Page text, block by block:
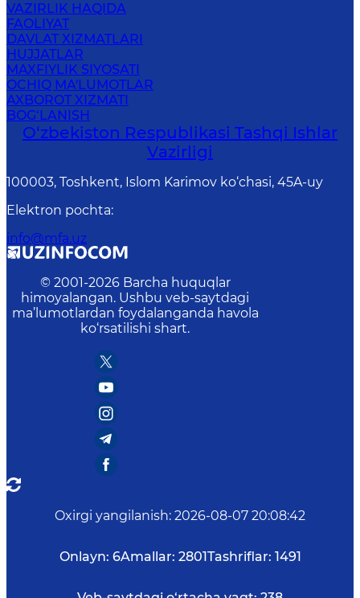
VAZIRLIK HAQIDA
FAOLIYAT
DAVLAT XIZMATLARI
HUJJATLAR
MAXFIYLIK SIYOSATI
OCHIQ MA'LUMOTLAR
AXBOROT XIZMATI
BOG‘LANISH
O‘zbеkistоn Rеspublikаsi Tashqi Ishlаr
Vаzirligi
100003, Toshkent, Islom Karimov ko‘chasi, 45A-uy
Elektron pochta:
info@mfa.uz
© 2001-2026 Barcha huquqlar
himoyalangan. Ushbu veb-saytdagi
ma’lumotlardan foydalanganda havola
ko‘rsatilishi shart.
Oxirgi yangilanish: 2026-08-07 20:08:42
Onlayn: 6Amallar: 2801Tashriflar: 1491